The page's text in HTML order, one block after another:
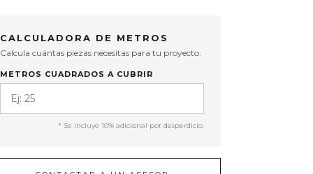
CALCULADORA DE METROS
Calcula cuántas piezas necesitas para tu proyecto.
METROS CUADRADOS A CUBRIR
* Se incluye 10% adicional por desperdicio.